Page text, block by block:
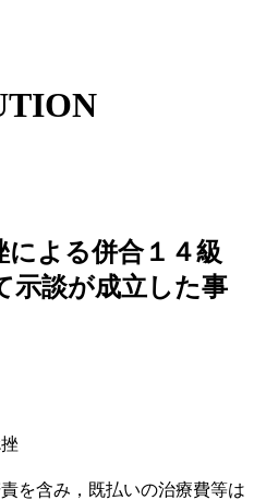
による併合１４級
示談が成立した事
を含み，既払いの治療費等は